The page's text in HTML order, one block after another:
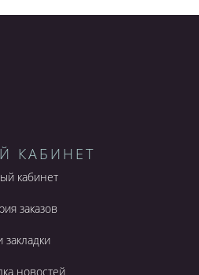
КАБИНЕТ
кабинет
заказов
новостей